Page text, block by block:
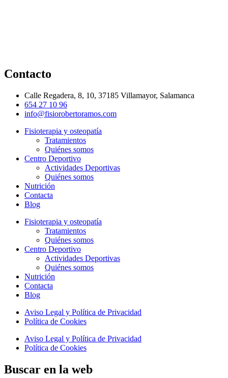
Contacto
Calle Regadera, 8, 10, 37185 Villamayor, Salamanca
654 27 10 96
info@fisiorobertoramos.com
Fisioterapia y osteopatía
Tratamientos
Quiénes somos
Centro Deportivo
Actividades Deportivas
Quiénes somos
Nutrición
Contacta
Blog
Fisioterapia y osteopatía
Tratamientos
Quiénes somos
Centro Deportivo
Actividades Deportivas
Quiénes somos
Nutrición
Contacta
Blog
Aviso Legal y Política de Privacidad
Política de Cookies
Aviso Legal y Política de Privacidad
Política de Cookies
Buscar en la web